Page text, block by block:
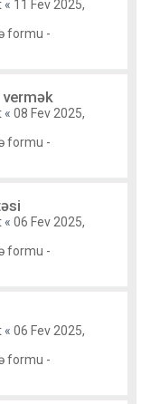
« 11 Fev 2025,
formu -
« 08 Fev 2025,
formu -
« 06 Fev 2025,
formu -
« 06 Fev 2025,
formu -